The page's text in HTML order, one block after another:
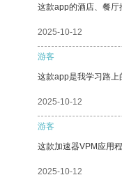
这款app的酒店、餐厅
2025-10-12
游客
这款app是我学习路上
2025-10-12
游客
这款加速器VPM应用
2025-10-12